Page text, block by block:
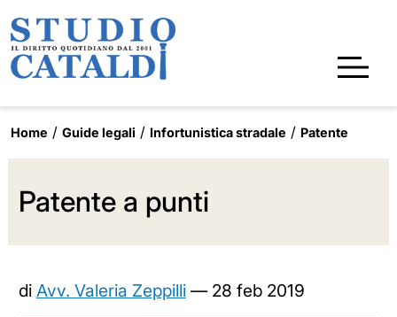
Home Guide legali Infortunistica stradale Patente
Patente a punti
di Avv. Valeria Zeppilli— 28 feb 2019